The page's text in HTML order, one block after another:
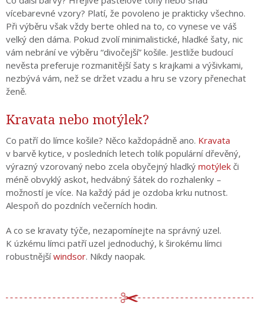
vícebarevné vzory? Platí, že povoleno je prakticky všechno.
Při výběru však vždy berte ohled na to, co vynese ve váš
velký den dáma. Pokud zvolí minimalistické, hladké šaty, nic
vám nebrání ve výběru “divočejší” košile. Jestliže budoucí
nevěsta preferuje rozmanitější šaty s krajkami a výšivkami,
nezbývá vám, než se držet vzadu a hru se vzory přenechat
ženě.
Kravata nebo motýlek?
Co patří do límce košile? Něco každopádně ano. Kravata
v barvě kytice, v posledních letech tolik populární dřevěný,
výrazný vzorovaný nebo zcela obyčejný hladký motýlek či
méně obvyklý askot, hedvábný šátek do rozhalenky –
možností je více. Na každý pád je ozdoba krku nutnost.
Alespoň do pozdních večerních hodin.
A co se kravaty týče, nezapomínejte na správný uzel.
K úzkému límci patří uzel jednoduchý, k širokému límci
robustnějšíwindsor. Nikdy naopak.